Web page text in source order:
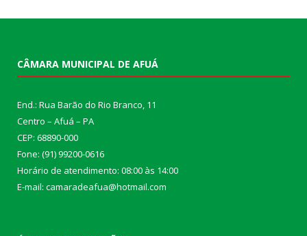
CÂMARA MUNICIPAL DE AFUÁ
End.: Rua Barão do Rio Branco, 11
Centro – Afuá – PA
CEP: 68890-000
Fone: (91) 99200-0616
Horário de atendimento: 08:00 às 14:00
E-mail: camaradeafua@hotmail.com